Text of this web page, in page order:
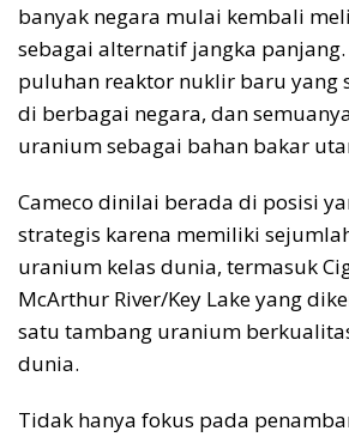
banyak negara mulai kembali
sebagai alternatif jangka
puluhan reaktor nuklir baru yang
di berbagai negara, dan
uranium sebagai bahan bakar
Cameco dinilai berada di posisi
strategis karena memiliki
uranium kelas dunia, termasuk
McArthur River/Key Lake yang
satu tambang uranium
dunia.
Tidak hanya fokus pada